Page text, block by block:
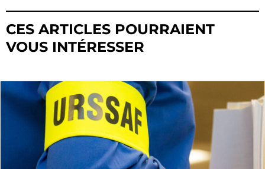
CES ARTICLES POURRAIENT
VOUS INTÉRESSER